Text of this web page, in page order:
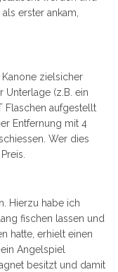
erster ankam,
zielsicher
Unterlage (z.B. ein
Flaschen aufgestellt
Entfernung mit 4
Wer dies
Hierzu habe ich
fischen lassen und
hatte, erhielt einen
Angelspiel
besitzt und damit